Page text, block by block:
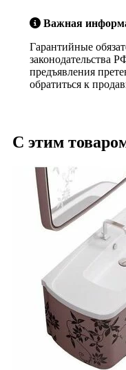
Важная
Гарантийные
законодательства
предъявления
обратиться к
С этим